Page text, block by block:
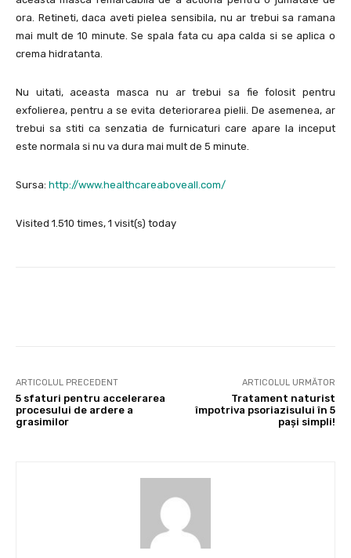
ora. Retineti, daca aveti pielea sensibila, nu ar trebui sa ramana
mai mult de 10 minute. Se spala fata cu apa calda si se aplica o
crema hidratanta.
Nu uitati, aceasta masca nu ar trebui sa fie folosit pentru
exfolierea, pentru a se evita deteriorarea pielii. De asemenea, ar
trebui sa stiti ca senzatia de furnicaturi care apare la inceput
este normala si nu va dura mai mult de 5 minute.
Sursa: http://www.healthcareaboveall.com/
Visited 1.510 times, 1 visit(s) today
ARTICOLUL PRECEDENT
5 sfaturi pentru accelerarea
procesului de ardere a
grasimilor
ARTICOLUL URMĂTOR
Tratament naturist
împotriva psoriazisului în 5
pași simpli!